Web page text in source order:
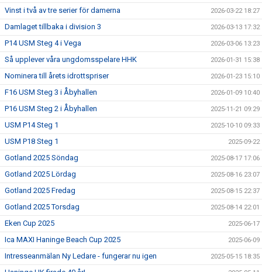
Vinst i två av tre serier för damerna 2026-03-22 18:27
Damlaget tillbaka i division 3 2026-03-13 17:32
P14 USM Steg 4 i Vega 2026-03-06 13:23
Så upplever våra ungdomsspelare HHK 2026-01-31 15:38
Nominera till årets idrottspriser 2026-01-23 15:10
F16 USM Steg 3 i Åbyhallen 2026-01-09 10:40
P16 USM Steg 2 i Åbyhallen 2025-11-21 09:29
USM P14 Steg 1 2025-10-10 09:33
USM P18 Steg 1 2025-09-22
Gotland 2025 Söndag 2025-08-17 17:06
Gotland 2025 Lördag 2025-08-16 23:07
Gotland 2025 Fredag 2025-08-15 22:37
Gotland 2025 Torsdag 2025-08-14 22:01
Eken Cup 2025 2025-06-17
Ica MAXI Haninge Beach Cup 2025 2025-06-09
Intresseanmälan Ny Ledare - fungerar nu igen 2025-05-15 18:35